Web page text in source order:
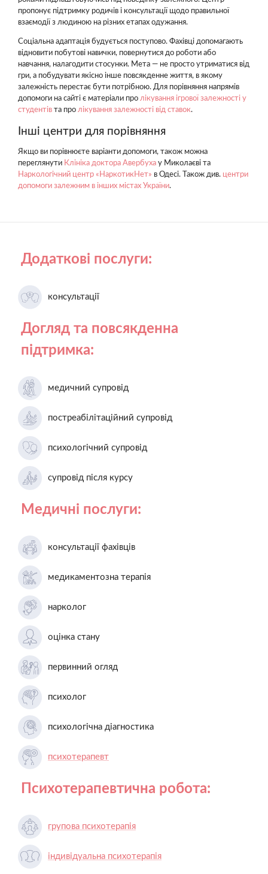
пропонує підтримку родичів і консультації щодо правильної
взаємодії з людиною на різних етапах одужання.
Соціальна адаптація будується поступово. Фахівці допомагають
відновити побутові навички, повернутися до роботи або
навчання, налагодити стосунки. Мета — не просто утриматися від
гри, а побудувати якісно інше повсякденне життя, в якому
залежність перестає бути потрібною. Для порівняння напрямів
допомоги на сайті є матеріали про лікування ігрової залежності у
студентів та про лікування залежності від ставок.
Інші центри для порівняння
Якщо ви порівнюєте варіанти допомоги, також можна
переглянути Клініка доктора Авербуха у Миколаєві та
Наркологічний центр «НаркотикНет» в Одесі. Також див. центри
допомоги залежним в інших містах України.
Додаткові послуги:
консультації
Догляд та повсякденна
підтримка:
медичний супровід
постреабілітаційний супровід
психологічний супровід
супровід після курсу
Медичні послуги:
консультації фахівців
медикаментозна терапія
нарколог
оцінка стану
первинний огляд
психолог
психологічна діагностика
психотерапевт
Психотерапевтична робота:
групова психотерапія
індивідуальна психотерапія